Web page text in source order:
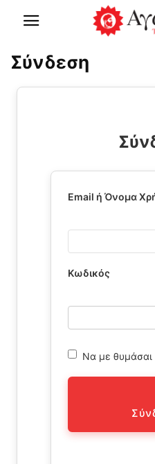
Σύνδεση
Email ή Όνομα
Κωδικός
Να με θυμάσαι